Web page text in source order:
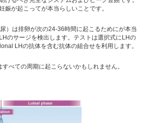
娠が起こってが本当らしいことです。
）は排卵が次の24-36時間に起こるためにが本当
のサージを検出します。テストは選択式にLHの
LHの抗体を含む抗体の組合せを利用します。
べての周期に起こらないかもしれません。